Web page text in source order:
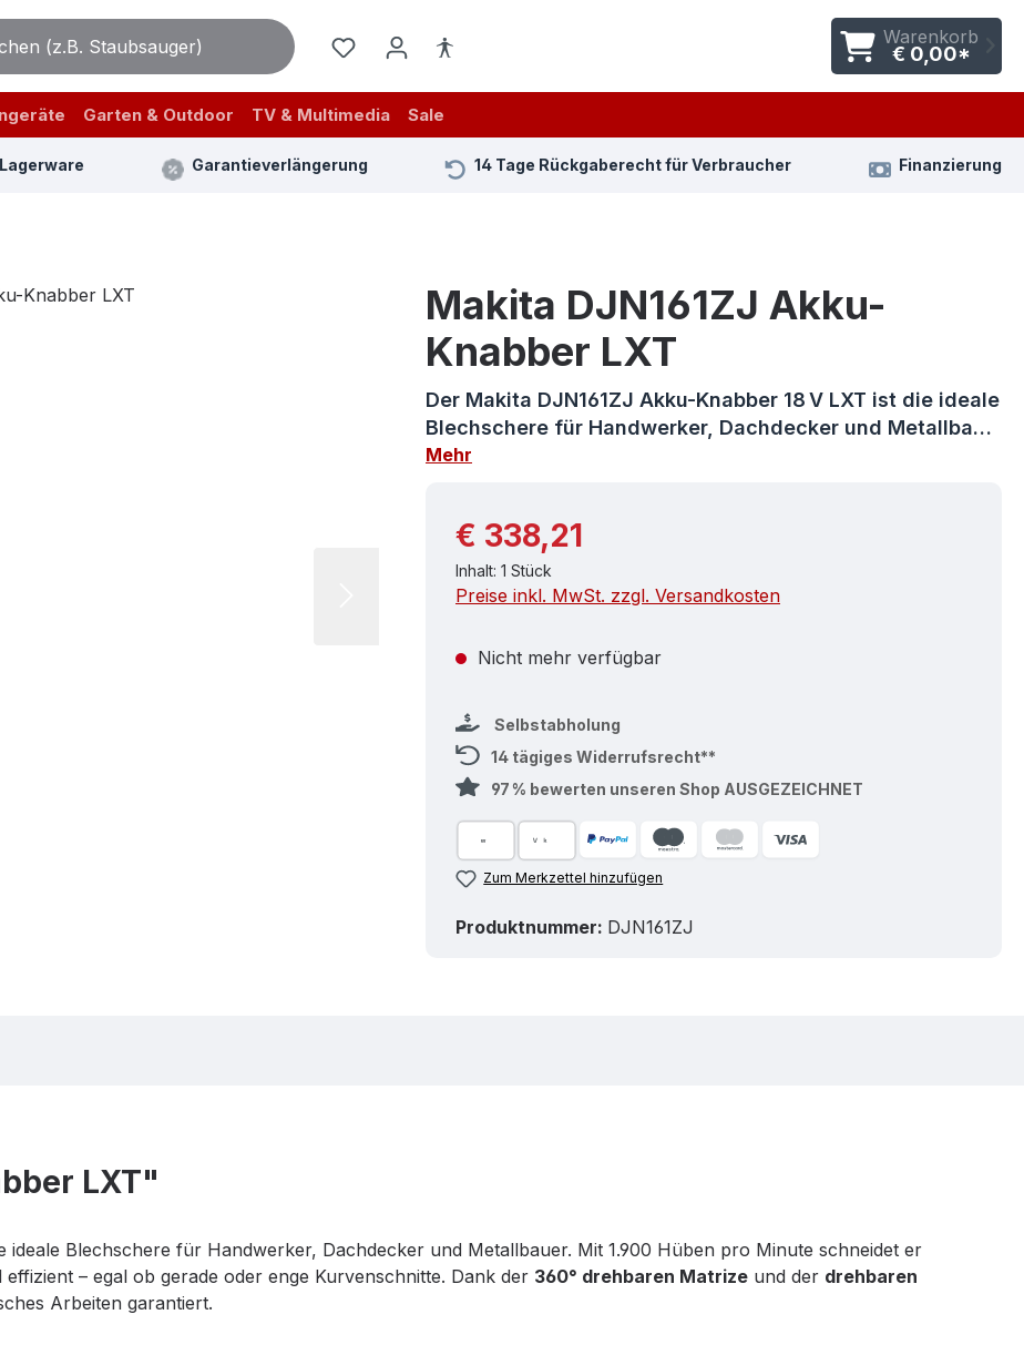
Warenkorb
€ 0,00*
Garten & Outdoor TV & Multimedia Sale
Garantieverlängerung 14 Tage Rückgaberecht für Verbraucher Finanzierung
Makita DJN161ZJ Akku-
Knabber LXT
Der Makita DJN161ZJ Akku-Knabber 18 V LXT ist die ideale
Blechschere für Handwerker, Dachdecker und Metallba…
Mehr
Regulärer Preis:
€ 338,21
Inhalt: 1 Stück
Preise inkl. MwSt. zzgl. Versandkosten
Nicht mehr verfügbar
Selbstabholung
14 tägiges Widerrufsrecht**
97 % bewerten unseren Shop AUSGEZEICHNET
Zum Merkzettel hinzufügen
Produktnummer: DJN161ZJ
LXT"
ideale Blechschere für Handwerker, Dachdecker und Metallbauer. Mit 1.900 Hüben pro Minute schneidet er
– egal ob gerade oder enge Kurvenschnitte. Dank der 360° drehbaren Matrize und der drehbaren
Arbeiten garantiert.